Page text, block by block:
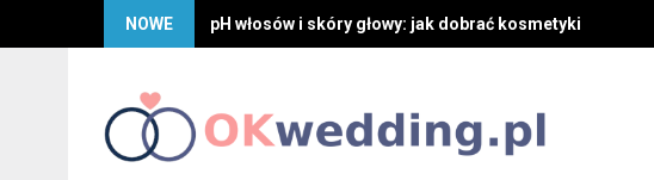
NOWE pH włosów i skóry głowy: jak dobrać kosmetyki i unikać